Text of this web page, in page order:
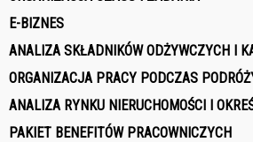
E-BIZNES
ANALIZA SKŁADNIKÓW ODŻYWCZYCH I
ORGANIZACJA PRACY PODCZAS
ANALIZA RYNKU NIERUCHOMOŚCI I
PAKIET BENEFITÓW PRACOWNICZYCH